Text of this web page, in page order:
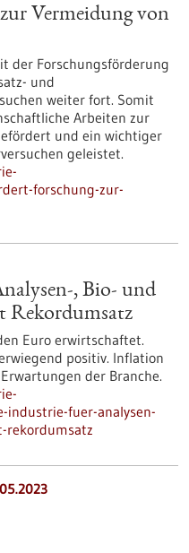
Vermeidung von
der Forschungsförderung
und
weiter fort. Somit
Arbeiten zur
und ein wichtiger
geleistet.
forschung-zur-
, Bio- und
Rekordumsatz
Euro erwirtschaftet.
positiv. Inflation
der Branche.
fuer-analysen-
rekordumsatz